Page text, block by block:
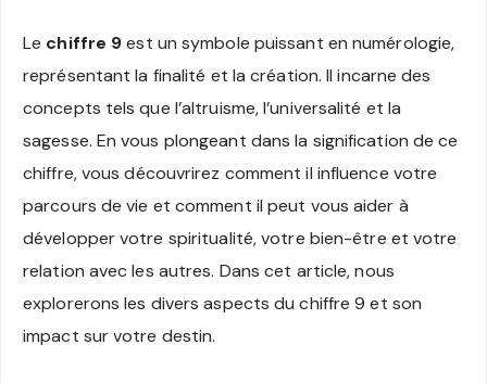
Le chiffre 9est un symbole puissant en numérologie,
représentant la finalité et la création. Il incarne des
concepts tels que l’altruisme, l’universalité et la
sagesse. En vous plongeant dans la signification de ce
chiffre, vous découvrirez comment il influence votre
parcours de vie et comment il peut vous aider à
développer votre spiritualité, votre bien-être et votre
relation avec les autres. Dans cet article, nous
explorerons les divers aspects du chiffre 9 et son
impact sur votre destin.